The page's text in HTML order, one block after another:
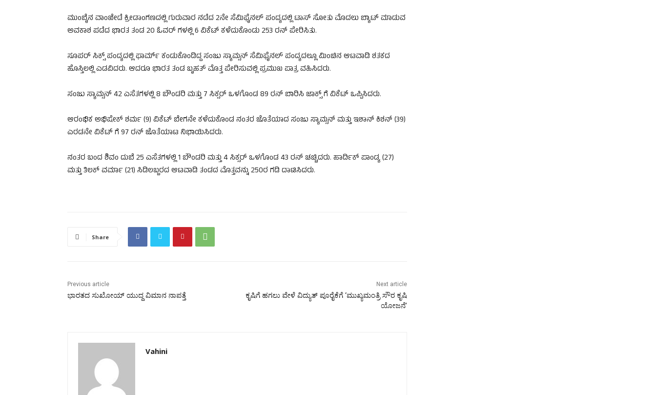
ಮುಂಬೈನ ವಾಂಖೇಡೆ ಕ್ರೀಡಾಂಗಣದಲ್ಲಿ ಗುರುವಾರ ನಡೆದ 2ನೇ ಸೆಮಿಫೈನಲ್ ಪಂದ್ಯದಲ್ಲಿ ಟಾಸ್ ಸೋತು ಮೊದಲು ಬ್ಯಾಟ್ ಮಾಡುವ
ಅವಕಾಶ ಪಡೆದ ಭಾರತ ತಂಡ 20 ಓವರ್ ಗಳಲ್ಲಿ 6 ವಿಕೆಟ್ ಕಳೆದುಕೊಂಡು 253 ರನ್ ಪೇರಿಸಿತು.
ಸೂಪರ್ ಸಿಕ್ಸ್ ಪಂದ್ಯದಲ್ಲಿ ಫಾರ್ಮ್ ಕಂಡುಕೊಂಡಿದ್ದ ಸಂಜು ಸ್ಯಾಮ್ಸನ್ ಸೆಮಿಫೈನಲ್ ಪಂದ್ಯದಲ್ಲೂ ಮಿಂಚಿನ ಆಟವಾಡಿ ಶತಕದ
ಹೊಸ್ತಿಲಲ್ಲಿ ಎಡವಿದರು. ಆದರೂ ಭಾರತ ತಂಡ ಬೃಹತ್ ಮೊತ್ತ ಪೇರಿಸುವಲ್ಲಿ ಪ್ರಮುಖ ಪಾತ್ರ ವಹಿಸಿದರು.
ಸಂಜು ಸ್ಯಾಮ್ಸನ್ 42 ಎಸೆತಗಳಲ್ಲಿ 8 ಬೌಂಡರಿ ಮತ್ತು 7 ಸಿಕ್ಸರ್ ಒಳಗೊಂಡ 89 ರನ್ ಬಾರಿಸಿ ಜಾಕ್ಸ್ ಗೆ ವಿಕೆಟ್ ಒಪ್ಪಿಸಿದರು.
ಆರಂಭಿಕ ಅಭಿಷೇಕ್ ಶರ್ಮ (9) ವಿಕೆಟ್ ಬೇಗನೇ ಕಳೆದುಕೊಂಡ ನಂತರ ಜೊತೆಯಾದ ಸಂಜು ಸ್ಯಾಮ್ಸನ್ ಮತ್ತು ಇಶಾನ್ ಕಿಶನ್ (39)
ಎರಡನೇ ವಿಕೆಟ್ ಗೆ 97 ರನ್ ಜೊತೆಯಾಟ ನಿಭಾಯಿಸಿದರು.
ನಂತರ ಬಂದ ಶಿವಂ ದುಬೆ 25 ಎಸೆತಗಳಲ್ಲಿ 1 ಬೌಂಡರಿ ಮತ್ತು 4 ಸಿಕ್ಸರ್ ಒಳಗೊಂಡ 43 ರನ್ ಚಚ್ಚಿದರು. ಹಾರ್ದಿಕ್ ಪಾಂಡ್ಯ (27)
ಮತ್ತು ತಿಲಕ್ ವರ್ಮಾ (21) ಸಿಡಿಲಬ್ಬರದ ಆಟವಾಡಿ ತಂಡದ ಮೊತ್ತವನ್ನು 250ರ ಗಡಿ ದಾಟಿಸಿದರು.
Share
Previous article
ಭಾರತದ ಸುಖೋಯ್ ಯುದ್ದ ವಿಮಾನ ನಾಪತ್ತೆ
Next article
ಕೃಷಿಗೆ ಹಗಲು ವೇಳೆ ವಿದ್ಯುತ್‌ ಪೂರೈಕೆಗೆ ‘ಮುಖ್ಯಮಂತ್ರಿ ಸೌರ ಕೃಷಿ
ಯೋಜನೆʼ
Vahini